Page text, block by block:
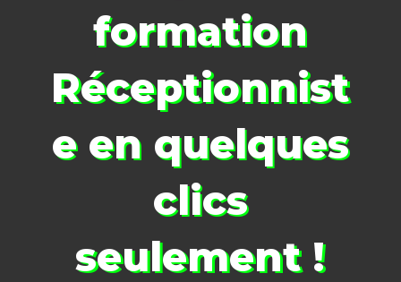
formation
Réceptionnist
een quelques
clics
seulement !